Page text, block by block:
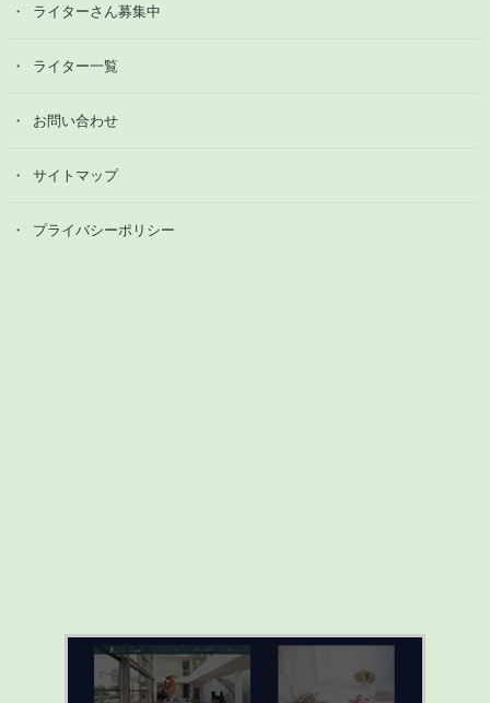
ライターさん募集中
ライター一覧
お問い合わせ
サイトマップ
プライバシーポリシー